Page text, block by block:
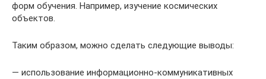
форм обучения. Например, изучение космических
объектов.
Таким образом, можно сделать следующие выводы:
— использование информационно-коммуникативных